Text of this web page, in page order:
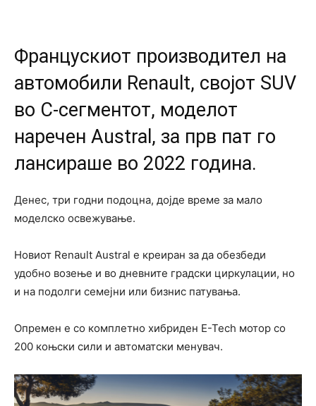
Францускиот производител на
автомобили Renault, својот SUV
во C-сегментот, моделот
наречен Austral, за прв пат го
лансираше во 2022 година.
Денес, три годни подоцна, дојде време за мало
моделско освежување.
Новиот Renault Austral е креиран за да обезбеди
удобно возење и во дневните градски циркулации, но
и на подолги семејни или бизнис патувања.
Опремен е со комплетно хибриден E-Tech мотор со
200 коњски сили и автоматски менувач.